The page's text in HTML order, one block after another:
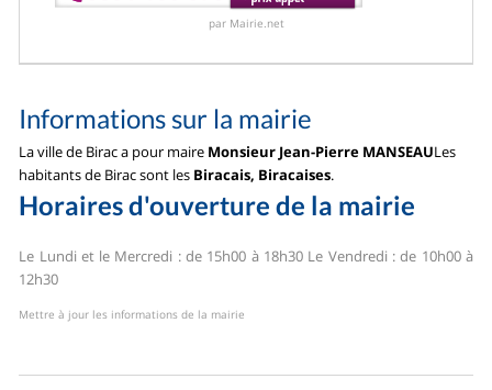
par Mairie.net
Informations sur la mairie
La ville de Birac a pour maire Monsieur Jean-Pierre MANSEAULes
habitants de Birac sont les Biracais, Biracaises.
Horaires d'ouverture de la mairie
Le Lundi et le Mercredi : de 15h00 à 18h30Le Vendredi : de 10h00 à
12h30
Mettre à jour les informations de la mairie